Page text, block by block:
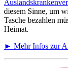
diesem Sinne, um
Tasche bezahlen
Heimat.
► Mehr Infos zur